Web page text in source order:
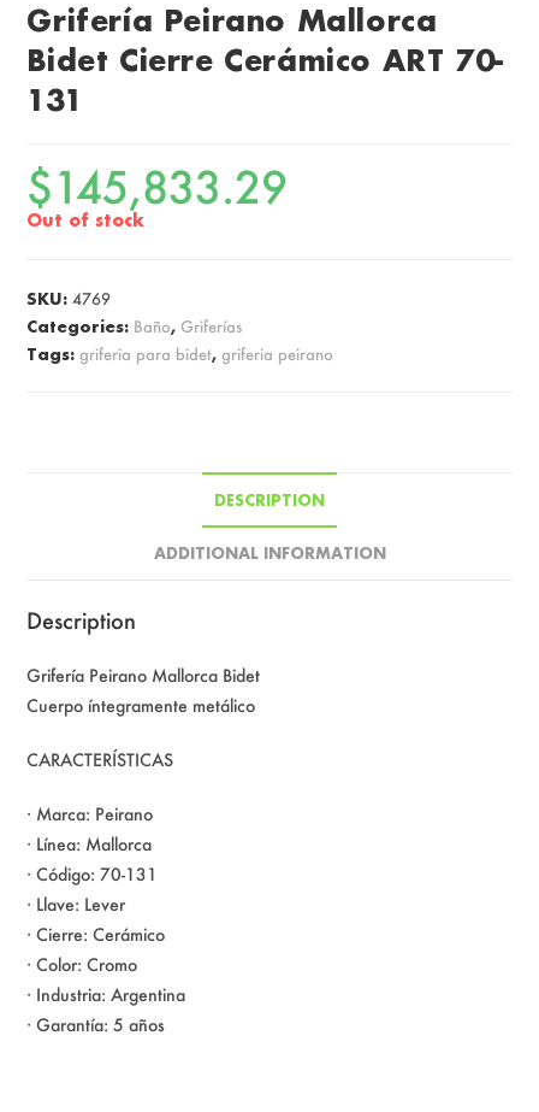
Grifería Peirano Mallorca
Bidet Cierre Cerámico ART 70-
131
$145,833.29
Out of stock
SKU:4769
Categories: Baño, Griferías
Tags:griferia para bidet,griferia peirano
DESCRIPTION
ADDITIONAL INFORMATION
Description
Grifería Peirano Mallorca Bidet
Cuerpo íntegramente metálico
CARACTERÍSTICAS
· Marca: Peirano
· Línea: Mallorca
· Código: 70-131
· Llave: Lever
· Cierre: Cerámico
· Color: Cromo
· Industria: Argentina
· Garantía: 5 años